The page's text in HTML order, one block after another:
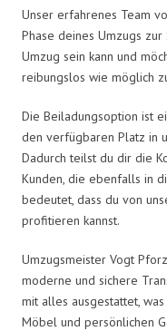
Unser erfahrenes Team
Phase deines Umzugs
Umzug sein kann und
reibungslos wie möglich
Die Beiladungsoption ist
den verfügbaren Platz in
Dadurch teilst du dir die
Kunden, die ebenfalls in
bedeutet, dass du von
profitieren kannst.
Umzugsmeister Vogt
moderne und sichere
mit alles ausgestattet,
Möbel und persönlichen